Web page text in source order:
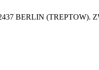
BERLIN